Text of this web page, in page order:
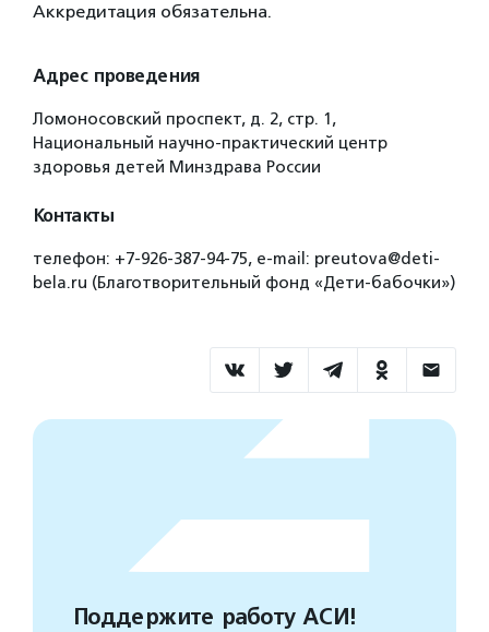
Аккредитация обязательна.
Адрес проведения
Ломоносовский проспект, д. 2, стр. 1,
Национальный научно-практический центр
здоровья детей Минздрава России
Контакты
телефон: +7-926-387-94-75, e-mail: preutova@deti-
bela.ru (Благотворительный фонд «Дети-бабочки»)
Поддержите работу АСИ!